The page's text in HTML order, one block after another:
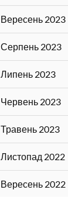
Вересень 2023
Серпень 2023
Липень 2023
Червень 2023
Травень 2023
Листопад 2022
Вересень 2022